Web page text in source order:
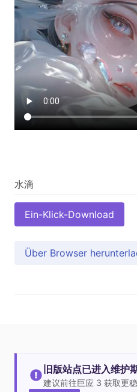
Ein-Klick-Download
Über Browser
旧版站点已进入维护
建议前往巨应 3 获取更